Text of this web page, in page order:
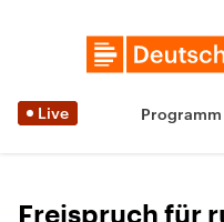
Live Programm
Freispruch für